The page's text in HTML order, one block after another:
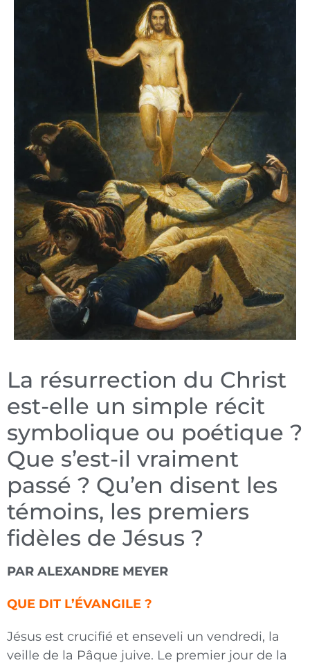
La résurrection du Christ
est-elle un simple récit
symbolique ou poétique ?
Que s’est-il vraiment
passé ? Qu’en disent les
témoins, les premiers
fidèles de Jésus ?
PAR ALEXANDRE MEYER
QUE DIT L’ÉVANGILE ?
Jésus est crucifié et enseveli un vendredi, la
veille de la Pâque juive. Le premier jour de la